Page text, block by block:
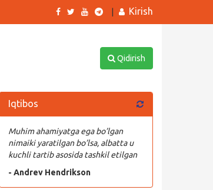
Kirish
Qidirish
Iqtibos
Muhim ahamiyatga ega bo’lgan
nimaiki yaratilgan bo’lsa, albatta u
kuchli tartib asosida tashkil etilgan
- Andrev Hendrikson